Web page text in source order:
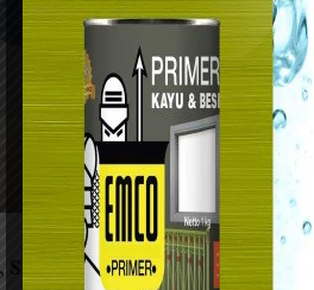
(Alumni FH Universitas